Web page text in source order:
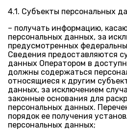
4.1. Субъекты персональных
– получать информацию,
персональных данных, за
предусмотренных
Сведения предоставляются
данных Оператором в
должны содержаться
относящиеся к другим
данных, за исключением
законные основания для
персональных данных.
порядок ее получения
персональных данных;